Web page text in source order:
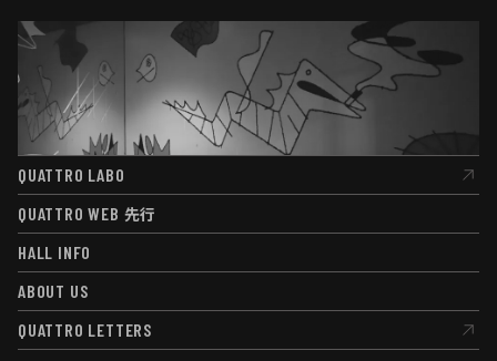
QUATTRO LABO
QUATTRO LABO
QUATTRO WEB 先行
QUATTRO WEB先行
HALL INFO
HALL INFO
ABOUT US
ABOUT US
QUATTRO LETTERS
QUATTRO LETTERS